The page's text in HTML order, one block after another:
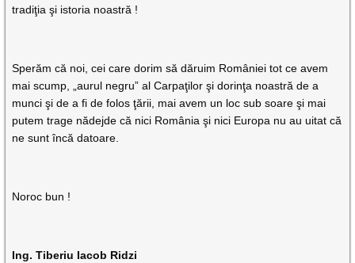
tradiţia şi istoria noastră !
Sperăm că noi, cei care dorim să dăruim României tot ce avem
mai scump, „aurul negru” al Carpaţilor şi dorinţa noastră de a
munci şi de a fi de folos ţării, mai avem un loc sub soare şi mai
putem trage nădejde că nici România şi nici Europa nu au uitat că
ne sunt încă datoare.
Noroc bun !
Ing. Tiberiu Iacob Ridzi